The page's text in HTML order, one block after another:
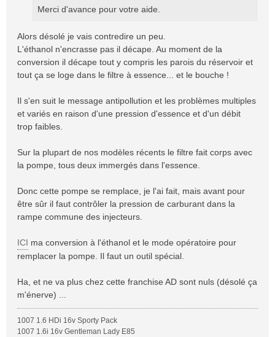
Merci d'avance pour votre aide.
Alors désolé je vais contredire un peu.
L'éthanol n'encrasse pas il décape. Au moment de la
conversion il décape tout y compris les parois du réservoir et
tout ça se loge dans le filtre à essence... et le bouche !
Il s'en suit le message antipollution et les problèmes multiples
et variés en raison d'une pression d'essence et d'un débit
trop faibles.
Sur la plupart de nos modèles récents le filtre fait corps avec
la pompe, tous deux immergés dans l'essence.
Donc cette pompe se remplace, je l'ai fait, mais avant pour
être sûr il faut contrôler la pression de carburant dans la
rampe commune des injecteurs.
ICI ma conversion à l'éthanol et le mode opératoire pour
remplacer la pompe. Il faut un outil spécial.
Ha, et ne va plus chez cette franchise AD sont nuls (désolé ça
m'énerve) ...
1007 1.6 HDi 16v Sporty Pack
1007 1.6i 16v Gentleman Lady E85